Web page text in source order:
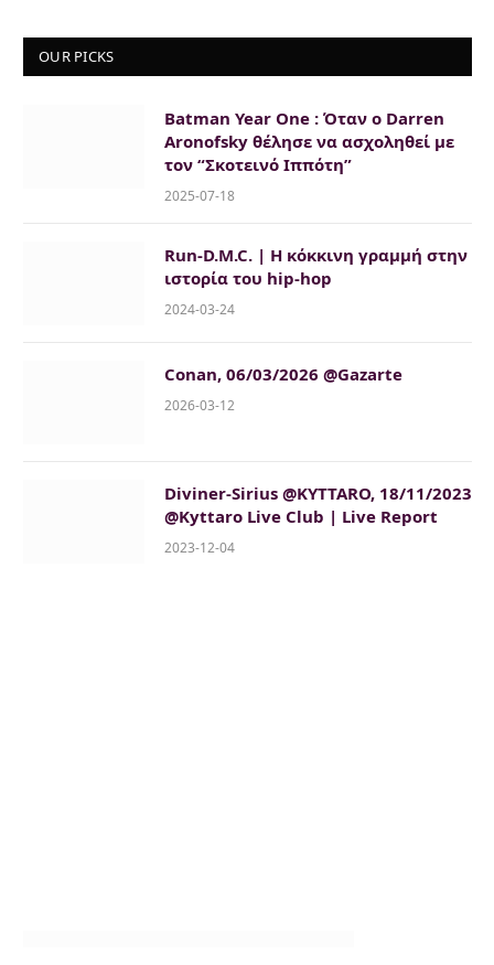
OUR PICKS
Batman Year One : Όταν ο Darren
Aronofsky θέλησε να ασχοληθεί με
τον “Σκοτεινό Ιππότη”
2025-07-18
Run-D.M.C. | Η κόκκινη γραμμή στην
ιστορία του hip-hop
2024-03-24
Conan, 06/03/2026 @Gazarte
2026-03-12
Diviner-Sirius @KYTTARO, 18/11/2023
@Kyttaro Live Club | Live Report
2023-12-04